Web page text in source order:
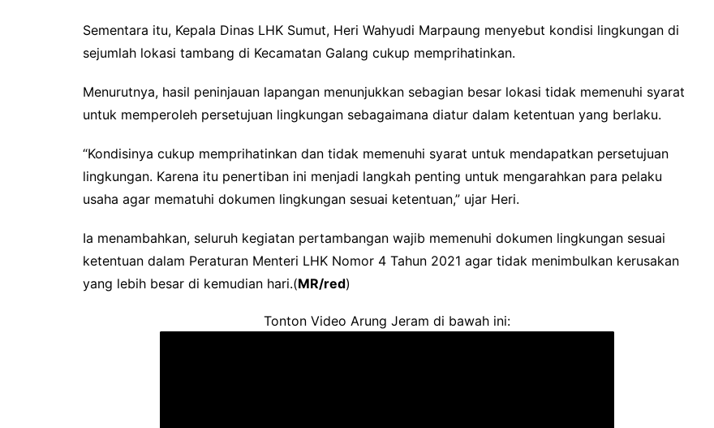
Sementara itu, Kepala Dinas LHK Sumut, Heri Wahyudi Marpaung menyebut kondisi lingkungan di
sejumlah lokasi tambang di Kecamatan Galang cukup memprihatinkan.
Menurutnya, hasil peninjauan lapangan menunjukkan sebagian besar lokasi tidak memenuhi syarat
untuk memperoleh persetujuan lingkungan sebagaimana diatur dalam ketentuan yang berlaku.
“Kondisinya cukup memprihatinkan dan tidak memenuhi syarat untuk mendapatkan persetujuan
lingkungan. Karena itu penertiban ini menjadi langkah penting untuk mengarahkan para pelaku
usaha agar mematuhi dokumen lingkungan sesuai ketentuan,” ujar Heri.
Ia menambahkan, seluruh kegiatan pertambangan wajib memenuhi dokumen lingkungan sesuai
ketentuan dalam Peraturan Menteri LHK Nomor 4 Tahun 2021 agar tidak menimbulkan kerusakan
yang lebih besar di kemudian hari.(MR/red)
Tonton Video Arung Jeram di bawah ini: